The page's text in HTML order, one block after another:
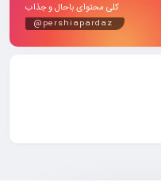
کلی محتوای باحال و جذاب
@pershiapardaz